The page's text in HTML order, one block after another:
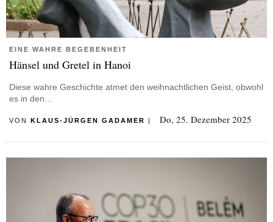
EINE WAHRE BEGEBENHEIT
Hänsel und Gretel in Hanoi
Diese wahre Geschichte atmet den weihnachtlichen Geist, obwohl
es in den…
VON KLAUS-JÜRGEN GADAMER | Do, 25. Dezember 2025